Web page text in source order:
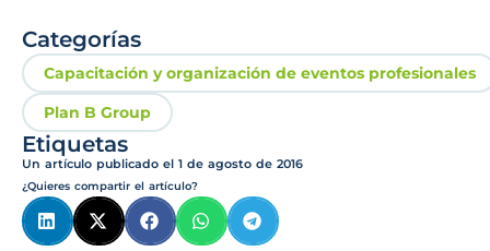
Categorías
Capacitación y organización de eventos profesionales
Plan B Group
Etiquetas
Un artículo publicado el 1 de agosto de 2016
¿Quieres compartir el artículo?